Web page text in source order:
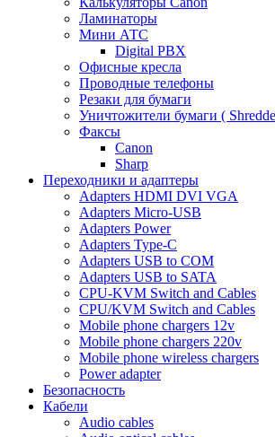
Ламинаторы
Мини АТС
Digital PBX
Офисные кресла
Проводные телефоны
Резаки для бумаги
Уничтожители бумаги (
Факсы
Canon
Sharp
Переходники и адаптеры
Adapters HDMI DVI VGA
Adapters Micro-USB
Adapters Power
Adapters Type-C
Adapters USB to COM
Adapters USB to SATA
CPU-KVM Switch and Cables
CPU/KVM Switch and Cables
Mobile phone chargers 12v
Mobile phone chargers 220v
Mobile phone wireless chargers
Power adapter
Безопасность
Кабели
Audio cables